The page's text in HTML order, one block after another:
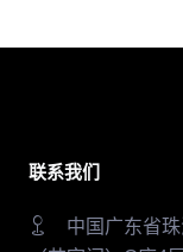
联系我们
中国广东省